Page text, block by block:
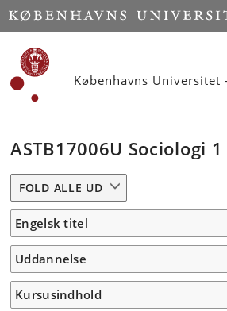
Københavns Universitet
ASTB17006U Sociologi 1
FOLD ALLE UD
Engelsk titel
Uddannelse
Kursusindhold